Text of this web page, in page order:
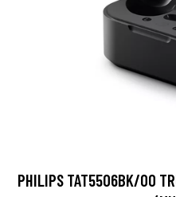
PHILIPS TAT5506BK/00